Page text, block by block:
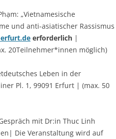
„Vietnamesische
und anti-asiatischer Rassismus
erfurt.de erforderlich |
20Teilnehmer*innen möglich)
Leben in der
Pl. 1, 99091 Erfurt | (max. 50
mit Dr:in Thuc Linh
Die Veranstaltung wird auf